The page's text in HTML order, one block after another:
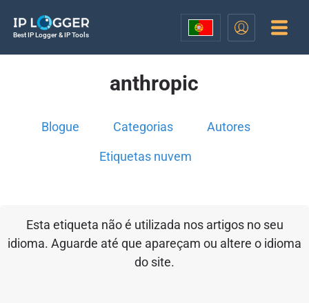
Best IP Logger & IP Tools
anthropic
Blogue Categorias Autores
Etiquetas nuvem